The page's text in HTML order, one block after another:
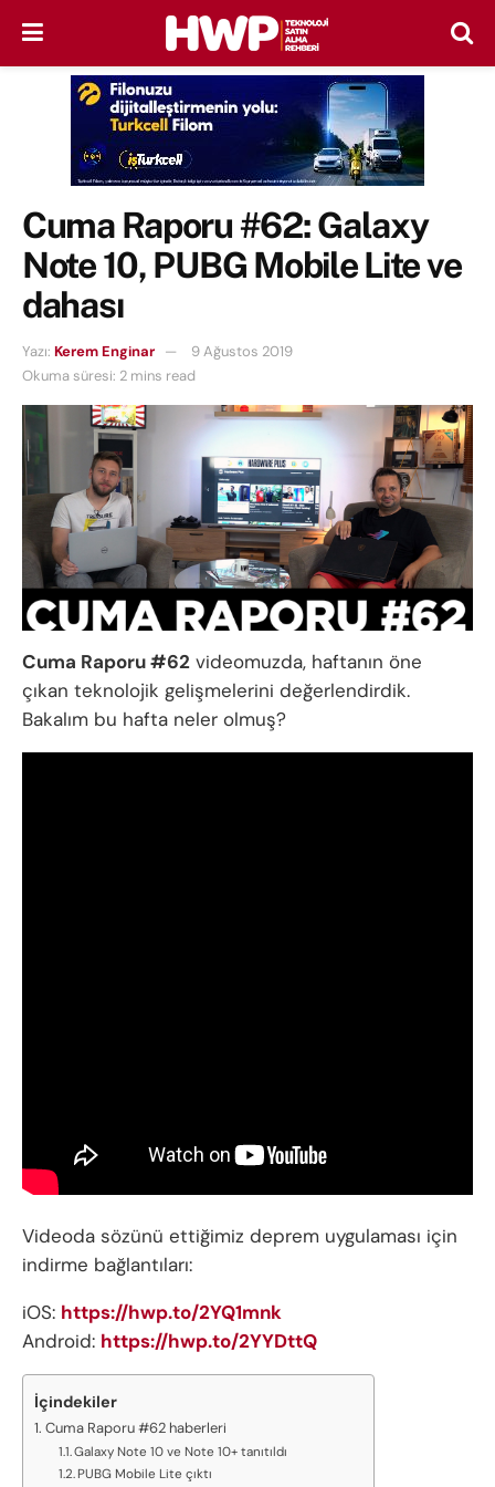
Cuma Raporu #62: Galaxy
Note 10, PUBG Mobile Lite ve
dahası
Yazı: Kerem Enginar
9 Ağustos 2019
Okuma süresi: 2 mins read
Cuma Raporu #62 videomuzda, haftanın öne
çıkan teknolojik gelişmelerini değerlendirdik.
Bakalım bu hafta neler olmuş?
Videoda sözünü ettiğimiz deprem uygulaması için
indirme bağlantıları:
iOS: https://hwp.to/2YQ1mnk
Android: https://hwp.to/2YYDttQ
İçindekiler
Cuma Raporu #62 haberleri
Galaxy Note 10 ve Note 10+ tanıtıldı
PUBG Mobile Lite çıktı